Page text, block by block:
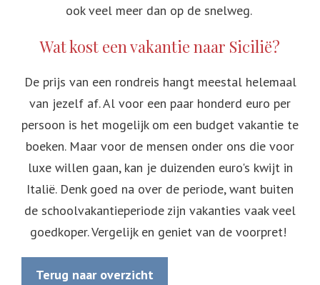
ook veel meer dan op de snelweg.
Wat kost een vakantie naar Sicilië?
De prijs van een rondreis hangt meestal helemaal
van jezelf af. Al voor een paar honderd euro per
persoon is het mogelijk om een budget vakantie te
boeken. Maar voor de mensen onder ons die voor
luxe willen gaan, kan je duizenden euro's kwijt in
Italië. Denk goed na over de periode, want buiten
de schoolvakantieperiode zijn vakanties vaak veel
goedkoper. Vergelijk en geniet van de voorpret!
Terug naar overzicht